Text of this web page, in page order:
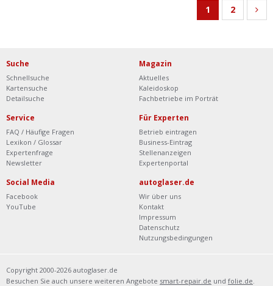
1 2
Suche
Schnellsuche
Kartensuche
Detailsuche
Magazin
Aktuelles
Kaleidoskop
Fachbetriebe im Porträt
Service
FAQ / Häufige Fragen
Lexikon / Glossar
Expertenfrage
Newsletter
Für Experten
Betrieb eintragen
Business-Eintrag
Stellenanzeigen
Expertenportal
Social Media
Facebook
YouTube
autoglaser.de
Wir über uns
Kontakt
Impressum
Datenschutz
Nutzungsbedingungen
Copyright 2000-2026 autoglaser.de
Besuchen Sie auch unsere weiteren Angebote smart-repair.de und folie.de